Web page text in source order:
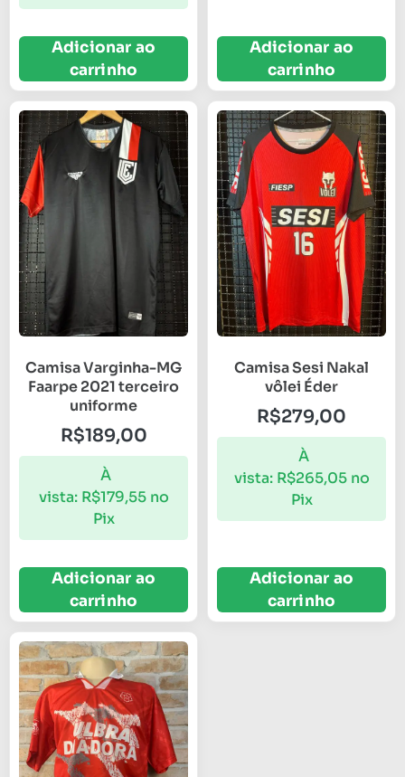
Adicionar ao
carrinho
Adicionar ao
carrinho
Camisa Varginha-MG
Faarpe 2021 terceiro
uniforme
R$189,00
À
vista: R$179,55 no
Pix
Adicionar ao
carrinho
Camisa Sesi Nakal
vôlei Éder
R$279,00
À
vista: R$265,05 no
Pix
Adicionar ao
carrinho